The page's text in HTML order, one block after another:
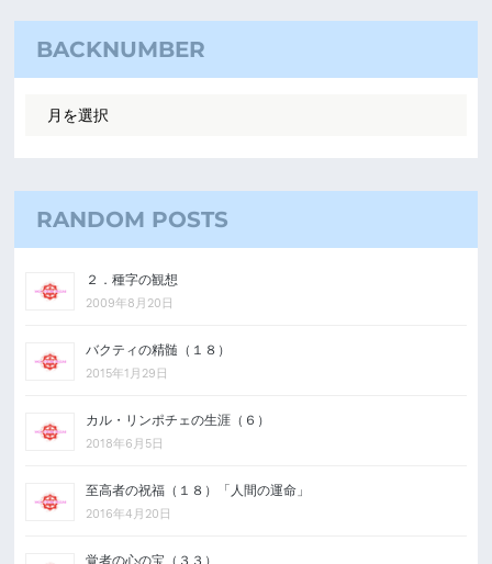
BACKNUMBER
RANDOM POSTS
２．種字の観想
2009年8月20日
バクティの精髄（１８）
2015年1月29日
カル・リンポチェの生涯（６）
2018年6月5日
至高者の祝福（１８）「人間の運命」
2016年4月20日
覚者の心の宝（３３）